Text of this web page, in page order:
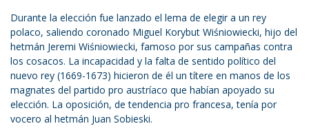
Durante la elección fue lanzado el lema de elegir a un rey
polaco, saliendo coronado Miguel Korybut Wiśniowiecki, hijo del
hetmán Jeremi Wiśniowiecki, famoso por sus campañas contra
los cosacos. La incapacidad y la falta de sentido político del
nuevo rey (1669-1673) hicieron de él un títere en manos de los
magnates del partido pro austríaco que habían apoyado su
elección. La oposición, de tendencia pro francesa, tenía por
vocero al hetmán Juan Sobieski.